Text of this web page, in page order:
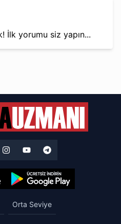
İlk yorumu siz yapın...
Orta Seviye